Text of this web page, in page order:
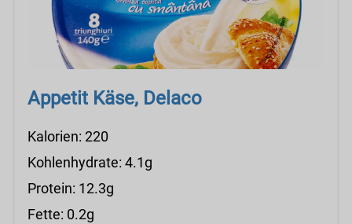
Appetit Käse, Delaco
Kalorien: 220
Kohlenhydrate: 4.1g
Protein: 12.3g
Fette: 0.2g